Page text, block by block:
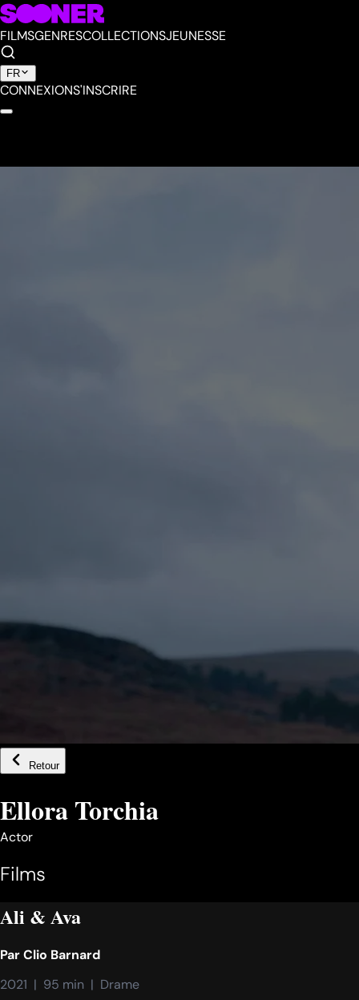
FILMSGENRESCOLLECTIONSJEUNESSE
FR
CONNEXIONS'INSCRIRE
Retour
Ellora Torchia
Actor
Films
Ali & Ava
ParClio Barnard
2021  |  95 min  |  Drame